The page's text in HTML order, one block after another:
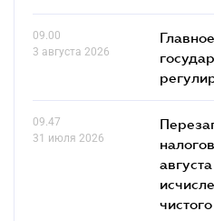
09.00
3 августа 2026
09.47
31 июля 2026